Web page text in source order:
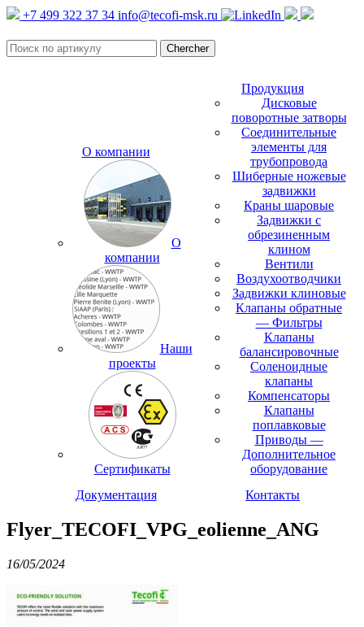
+7 499 322 37 34 info@tecofi-msk.ru
О компании
О
компании
Наши
проекты
Сертификаты
Продукция
Дисковые
поворотные затворы
Соединительные
элементы для
трубопровода
Шиберные ножевые
задвижки
Краны шаровые
Задвижки с
обрезиненным
клином
Вентили
Воздухоотводчики
Задвижки клиновые
Клапаны обратные
— Фильтры
Клапаны
балансировочные
Соленоидные
клапаны
Компенсаторы
Клапаны
поплавковые
Приводы —
Дополнительное
оборудование
Документация
Контакты
Flyer_TECOFI_VPG_eolienne_ANG
16/05/2024